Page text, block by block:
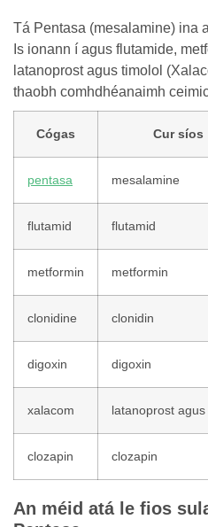
Tá Pentasa (mesalamine) ina
Is ionann í agus flutamide,
latanoprost agus timolol
thaobh comhdhéanaimh
Cógas Cur síos
pentasa mesalamine
flutamid flutamid
metformin metformin
clonidine clonidin
digoxin digoxin
xalacom latanoprost
clozapin clozapin
An méid atá le fios